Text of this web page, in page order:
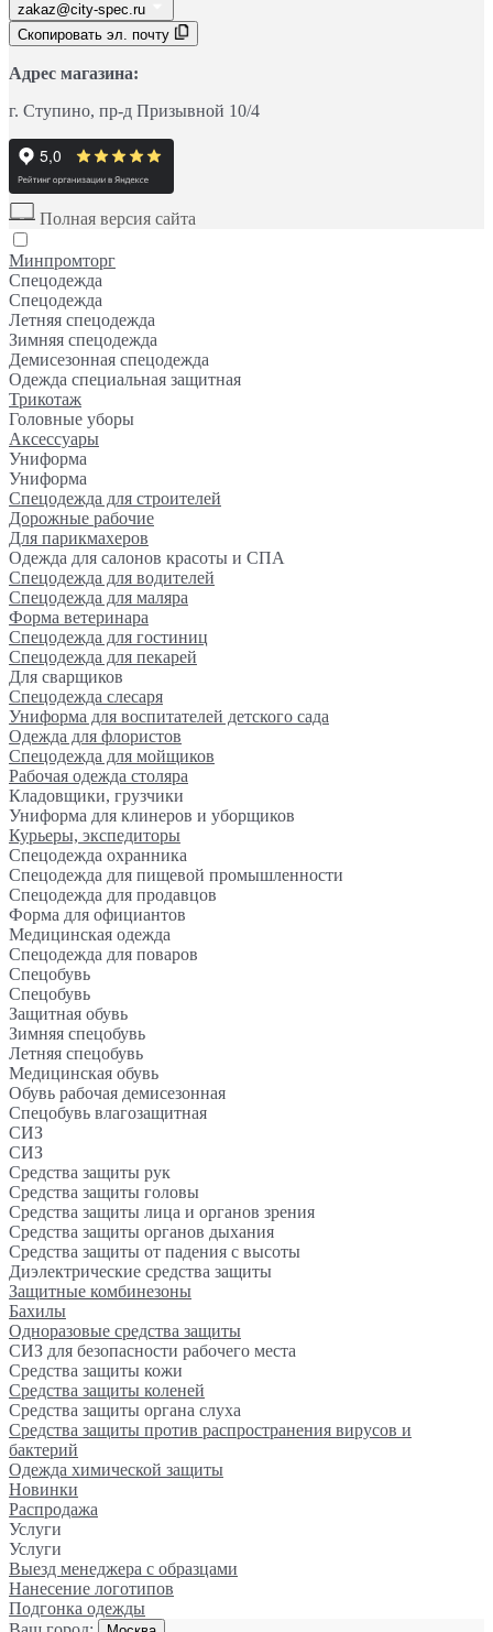
zakaz@city-spec.ru
Скопировать эл. почту
Адрес магазина:
г. Ступино, пр-д Призывной 10/4
Полная версия сайта
Минпромторг
Спецодежда
Спецодежда
Летняя спецодежда
Зимняя спецодежда
Демисезонная спецодежда
Одежда специальная защитная
Трикотаж
Головные уборы
Аксессуары
Униформа
Униформа
Спецодежда для строителей
Дорожные рабочие
Для парикмахеров
Одежда для салонов красоты и СПА
Спецодежда для водителей
Спецодежда для маляра
Форма ветеринара
Спецодежда для гостиниц
Спецодежда для пекарей
Для сварщиков
Спецодежда слесаря
Униформа для воспитателей детского сада
Одежда для флористов
Спецодежда для мойщиков
Рабочая одежда столяра
Кладовщики, грузчики
Униформа для клинеров и уборщиков
Курьеры, экспедиторы
Спецодежда охранника
Спецодежда для пищевой промышленности
Спецодежда для продавцов
Форма для официантов
Медицинская одежда
Спецодежда для поваров
Спецобувь
Спецобувь
Защитная обувь
Зимняя спецобувь
Летняя спецобувь
Медицинская обувь
Обувь рабочая демисезонная
Спецобувь влагозащитная
СИЗ
СИЗ
Средства защиты рук
Средства защиты головы
Средства защиты лица и органов зрения
Средства защиты органов дыхания
Средства защиты от падения с высоты
Диэлектрические средства защиты
Защитные комбинезоны
Бахилы
Одноразовые средства защиты
СИЗ для безопасности рабочего места
Средства защиты кожи
Средства защиты коленей
Средства защиты органа слуха
Средства защиты против распространения вирусов и
бактерий
Одежда химической защиты
Новинки
Распродажа
Услуги
Услуги
Выезд менеджера с образцами
Нанесение логотипов
Подгонка одежды